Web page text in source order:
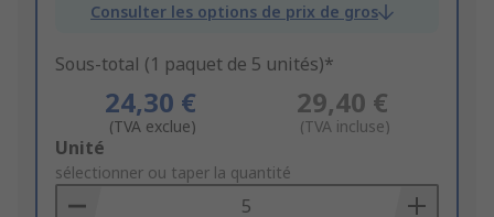
Consulter les options de prix de gros
Sous-total (1 paquet de 5 unités)*
24,30 €
(TVA exclue)
29,40 €
(TVA incluse)
Add
to
Basket
Unité
sélectionner ou taper la quantité